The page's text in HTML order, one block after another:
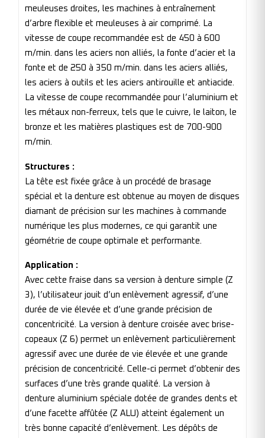
meuleuses droites, les machines à entraînement
d’arbre flexible et meuleuses à air comprimé. La
vitesse de coupe recommandée est de 450 à 600
m/min. dans les aciers non alliés, la fonte d’acier et la
fonte et de 250 à 350 m/min. dans les aciers alliés,
les aciers à outils et les aciers antirouille et antiacide.
La vitesse de coupe recommandée pour l’aluminium et
les métaux non-ferreux, tels que le cuivre, le laiton, le
bronze et les matières plastiques est de 700-900
m/min.
Structures :
La tête est fixée grâce à un procédé de brasage
spécial et la denture est obtenue au moyen de disques
diamant de précision sur les machines à commande
numérique les plus modernes, ce qui garantit une
géométrie de coupe optimale et performante.
Application :
Avec cette fraise dans sa version à denture simple (Z
3), l’utilisateur jouit d’un enlèvement agressif, d’une
durée de vie élevée et d’une grande précision de
concentricité. La version à denture croisée avec brise-
copeaux (Z 6) permet un enlèvement particulièrement
agressif avec une durée de vie élevée et une grande
précision de concentricité. Celle-ci permet d’obtenir des
surfaces d’une très grande qualité. La version à
denture aluminium spéciale dotée de grandes dents et
d’une facette affûtée (Z ALU) atteint également un
très bonne capacité d’enlèvement. Les dépôts de